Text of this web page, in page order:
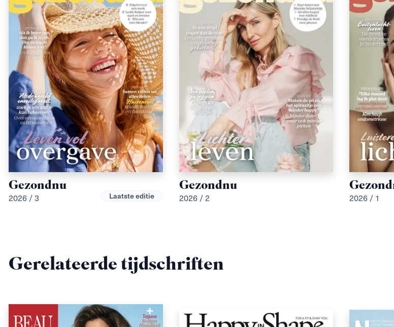
Gezondnu
2026 / 3 Laatste editie
Gezondnu
2026 / 2 2026 / 1
Gerelateerde tijdschriften